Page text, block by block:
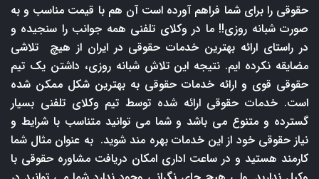
حقوقی را برای شما فراهم آورده است آن هم با قیمت مناسب و به
صورت شبانه روزی!! ما در وکلای تلفنی همه جوانب را سنجیده و
در راستای ارائه بهترین خدمات حقوقی در ایران از هیچ تلاشی
مضایقه نکرده ایم. نتیجه این تلاش شبانه روزی، داشتن یک تیم
حقوقی قوی و ارائه خدمات حقوقی به بهترین شکل ممکن شده
است. خدمات حقوقی ارائه شده توسط تیم وکلای تلفنی بسیار
گسترده و متنوع می باشد و شما می توانید متناسب با شرایط و
نیاز حقوقی خود از این خدمات بهره مند شوید. به عنوان مثال شما
کارمند هستید و در ساعت اداری امکان دریافت مشاوره حقوقی با